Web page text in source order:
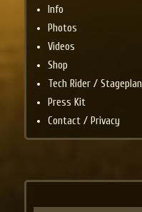
Info
Photos
Videos
Shop
Tech Rider / Stageplan
Press Kit
Contact / Privacy